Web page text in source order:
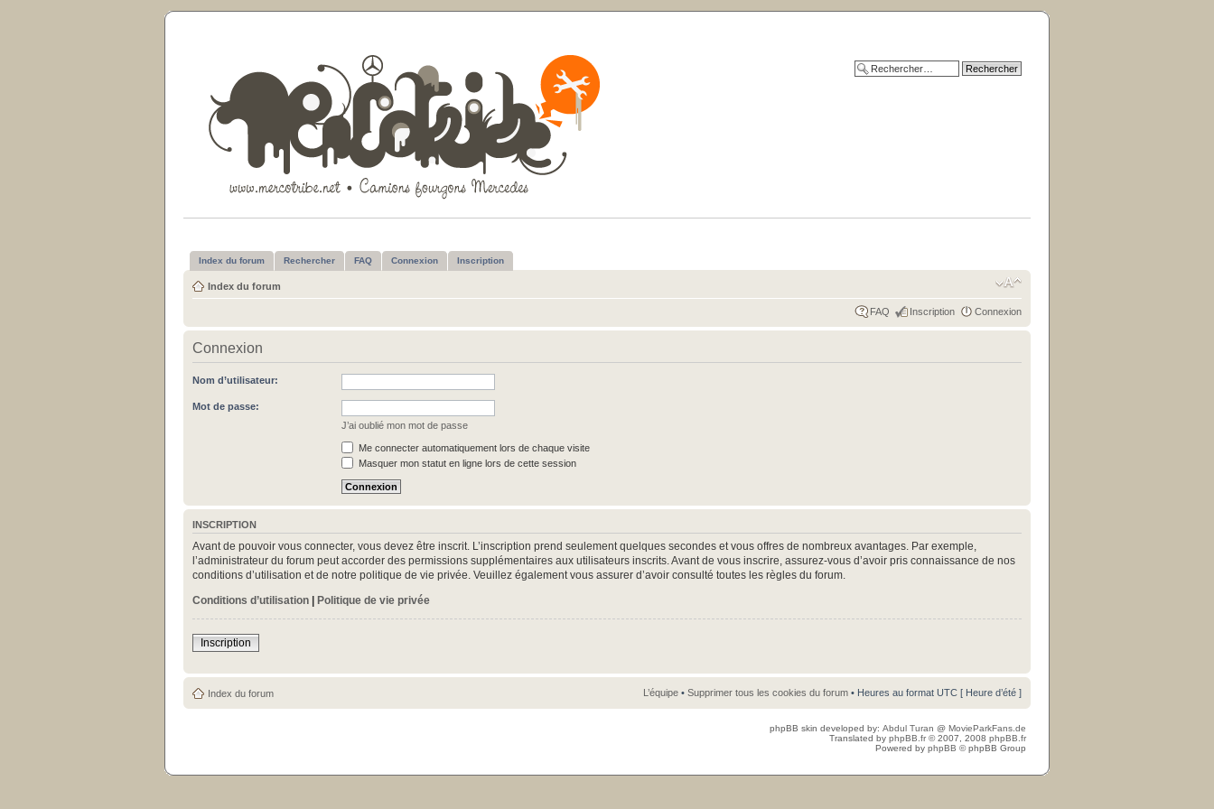
Index du forum Rechercher FAQ Connexion Inscription
Index du forum
FAQ Inscription Connexion
Connexion
Nom d’utilisateur:
Mot de passe:
J’ai oublié mon mot de passe
Me connecter automatiquement lors de chaque visite
Masquer mon statut en ligne lors de cette session
INSCRIPTION
Avant de pouvoir vous connecter, vous devez être inscrit. L’inscription prend seulement quelques secondes et vous offres de nombreux avantages. Par exemple,
l’administrateur du forum peut accorder des permissions supplémentaires aux utilisateurs inscrits. Avant de vous inscrire, assurez-vous d’avoir pris connaissance de nos
conditions d’utilisation et de notre politique de vie privée. Veuillez également vous assurer d’avoir consulté toutes les règles du forum.
Conditions d’utilisation | Politique de vie privée
Inscription
Index du forum L’équipe • Supprimer tous les cookies du forum • Heures au format UTC [ Heure d’été ]
phpBB skin developed by: Abdul Turan @ MovieParkFans.de
Translated by phpBB.fr © 2007, 2008 phpBB.fr
Powered by phpBB © phpBB Group